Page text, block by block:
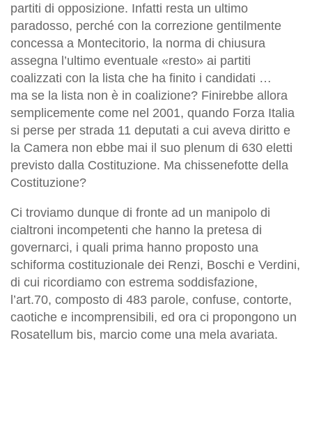
partiti di opposizione. Infatti resta un ultimo
paradosso, perché con la correzione gentilmente
concessa a Montecitorio, la norma di chiusura
assegna l’ultimo eventuale «resto» ai partiti
coalizzati con la lista che ha finito i candidati …
ma se la lista non è in coalizione? Finirebbe allora
semplicemente come nel 2001, quando Forza Italia
si perse per strada 11 deputati a cui aveva diritto e
la Camera non ebbe mai il suo plenum di 630 eletti
previsto dalla Costituzione. Ma chissenefotte della
Costituzione?
Ci troviamo dunque di fronte ad un manipolo di
cialtroni incompetenti che hanno la pretesa di
governarci, i quali prima hanno proposto una
schiforma costituzionale dei Renzi, Boschi e Verdini,
di cui ricordiamo con estrema soddisfazione,
l’art.70, composto di 483 parole, confuse, contorte,
caotiche e incomprensibili, ed ora ci propongono un
Rosatellum bis, marcio come una mela avariata.